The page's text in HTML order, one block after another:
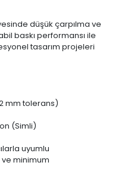
düşük çarpılma ve
baskı performansı ile
tasarım projeleri
mm tolerans)
(Simli)
uyumlu
ve minimum